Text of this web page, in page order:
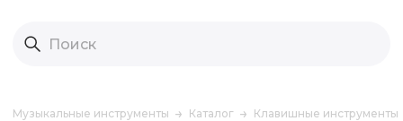
Музыкальные инструменты Каталог Клавишные инструменты